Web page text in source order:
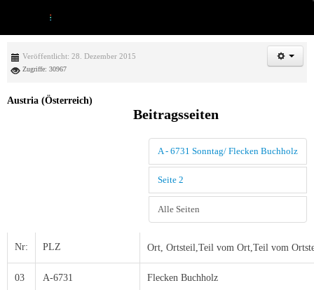
Veröffentlicht: 28. Dezember 2015
Zugriffe: 30967
Beitragsseiten
A - 6731 Sonntag/ Flecken Buchholz
Seite 2
Alle Seiten
Austria (Österreich)
Nr: PLZ Ort, Ortsteil, Teil vom Ort,Teil vom
03 A-6731 Flecken Buchholz